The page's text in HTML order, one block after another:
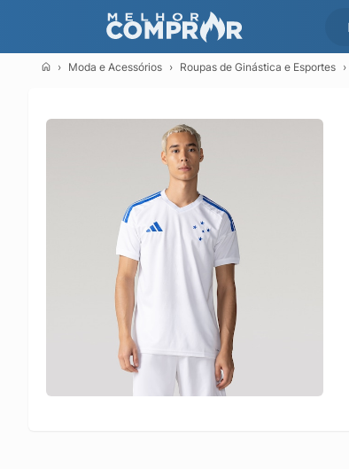
Moda e Acessórios Roupas de Ginástica e Esportes